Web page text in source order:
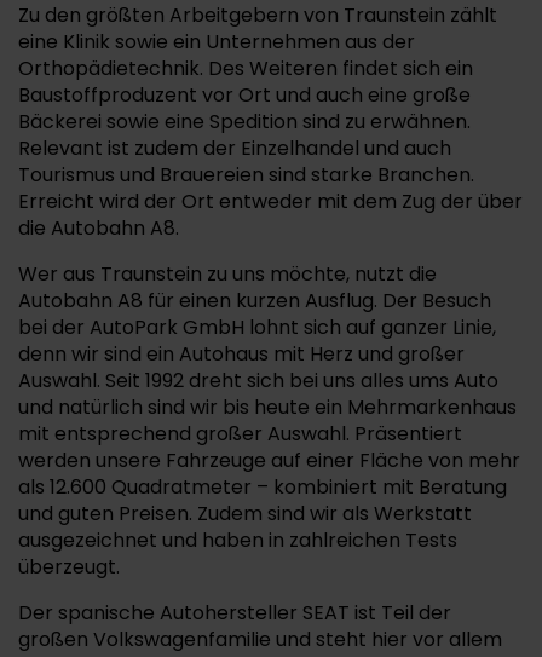
Zu den größten Arbeitgebern von Traunstein zählt
eine Klinik sowie ein Unternehmen aus der
Orthopädietechnik. Des Weiteren findet sich ein
Baustoffproduzent vor Ort und auch eine große
Bäckerei sowie eine Spedition sind zu erwähnen.
Relevant ist zudem der Einzelhandel und auch
Tourismus und Brauereien sind starke Branchen.
Erreicht wird der Ort entweder mit dem Zug der über
die Autobahn A8.
Wer aus Traunstein zu uns möchte, nutzt die
Autobahn A8 für einen kurzen Ausflug. Der Besuch
bei der AutoPark GmbH lohnt sich auf ganzer Linie,
denn wir sind ein Autohaus mit Herz und großer
Auswahl. Seit 1992 dreht sich bei uns alles ums Auto
und natürlich sind wir bis heute ein Mehrmarkenhaus
mit entsprechend großer Auswahl. Präsentiert
werden unsere Fahrzeuge auf einer Fläche von mehr
als 12.600 Quadratmeter – kombiniert mit Beratung
und guten Preisen. Zudem sind wir als Werkstatt
ausgezeichnet und haben in zahlreichen Tests
überzeugt.
Der spanische Autohersteller SEAT ist Teil der
großen Volkswagenfamilie und steht hier vor allem